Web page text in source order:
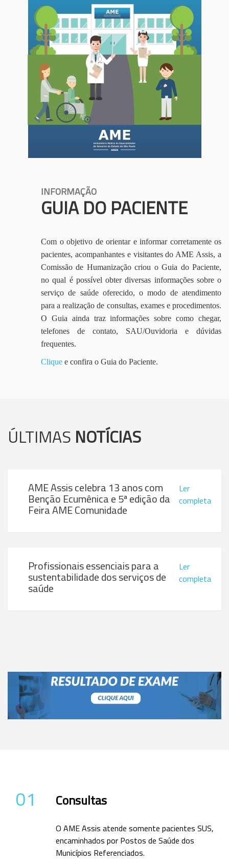
INFORMAÇÃO
GUIA DO PACIENTE
Com o objetivo de orientar e informar corretamente os
pacientes, acompanhantes e visitantes do AME Assis, a
Comissão de Humanização criou o Guia do Paciente,
no qual é possível obter diversas informações sobre o
serviço de saúde oferecido, o modo de atendimento
para a realização de consultas, exames e procedimentos.
O Guia ainda traz informações sobre como chegar,
telefones de contato, SAU/Ouvidoria e dúvidas
frequentes.
Clique e confira o Guia do Paciente.
ÚLTIMAS NOTÍCIAS
AME Assis celebra 13 anos com
Benção Ecumênica e 5ª edição da
Feira AME Comunidade
Ler
completa
Profissionais essenciais para a
sustentabilidade dos serviços de
saúde
Ler
completa
01 Consultas
O AME Assis atende somente pacientes SUS,
encaminhados por Postos de Saúde dos
Municípios Referenciados.